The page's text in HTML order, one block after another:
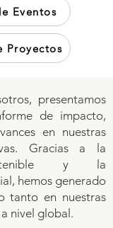
Eventos
Proyectos
presentamos
de impacto,
en nuestras
Gracias a la
y la
hemos generado
tanto en nuestras
nivel global.